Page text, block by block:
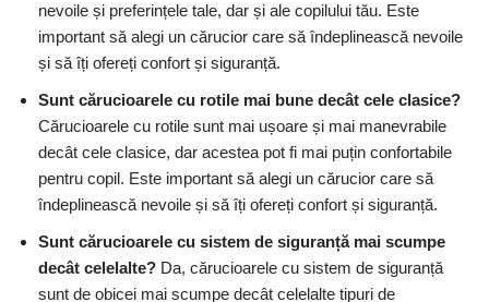
nevoile și preferințele tale, dar și ale copilului tău. Este
important să alegi un cărucior care să îndeplinească nevoile
și să îți ofereți confort și siguranță.
Sunt cărucioarele cu rotile mai bune decât cele clasice?
Cărucioarele cu rotile sunt mai ușoare și mai manevrabile
decât cele clasice, dar acestea pot fi mai puțin confortabile
pentru copil. Este important să alegi un cărucior care să
îndeplinească nevoile și să îți ofereți confort și siguranță.
Sunt cărucioarele cu sistem de siguranță mai scumpe
decât celelalte? Da, cărucioarele cu sistem de siguranță
sunt de obicei mai scumpe decât celelalte tipuri de